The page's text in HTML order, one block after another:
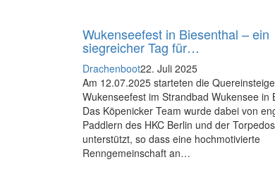
Wukenseefest in Biesenthal – ein
siegreicher Tag für…
Drachenboot22. Juli 2025
Am 12.07.2025 starteten die
Wukenseefest im Strandbad Wukensee in
Das Köpenicker Team wurde dabei von
Paddlern des HKC Berlin und der
unterstützt, so dass eine hochmotivierte
Renngemeinschaft an…